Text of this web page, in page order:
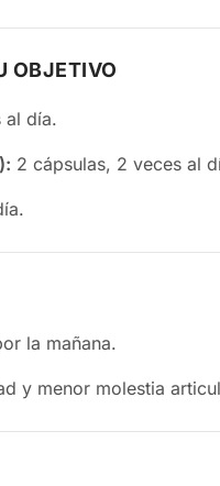
OBJETIVO
al día.
2 cápsulas, 2 veces al
la mañana.
y menor molestia